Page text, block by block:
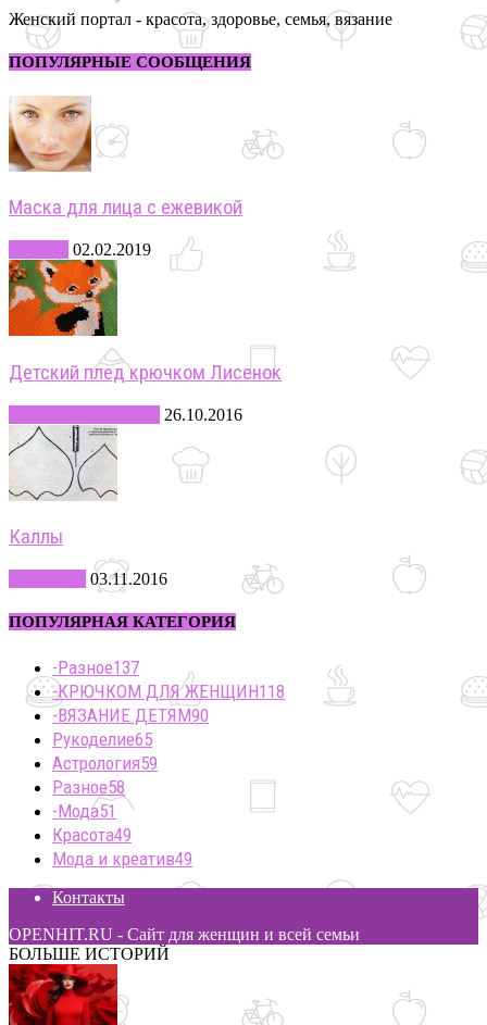
Женский портал - красота, здоровье, семья, вязание
ПОПУЛЯРНЫЕ СООБЩЕНИЯ
Маска для лица с ежевикой
02.02.2019
Детский плед крючком Лисенок
26.10.2016
Каллы
03.11.2016
ПОПУЛЯРНАЯ КАТЕГОРИЯ
-Разное137
-КРЮЧКОМ ДЛЯ ЖЕНЩИН118
-ВЯЗАНИЕ ДЕТЯМ90
Рукоделие65
Астрология59
Разное58
-Мода51
Красота49
Мода и креатив49
Контакты
OPENHIT.RU - Сайт для женщин и всей семьи
БОЛЬШЕ ИСТОРИЙ